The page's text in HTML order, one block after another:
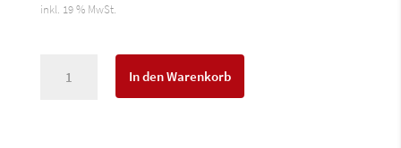
inkl. 19 % MwSt.
Ohrstecker
In den Warenkorb